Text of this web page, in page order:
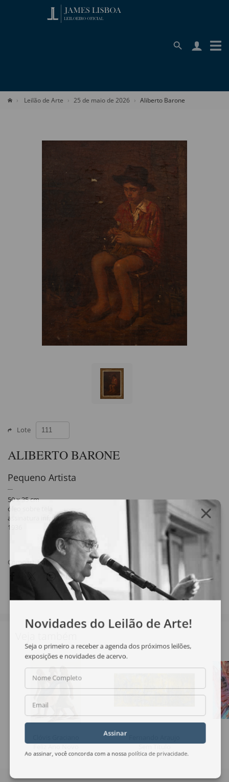
Leilão de Arte 25 de maio de 2026 Aliberto Barone
Lote
ALIBERTO BARONE
Pequeno Artista
50 x 35 cm
óleo sobre tela
assinatura inf. dir.
1936
Compartilhar
Feliz Ano Novo
Sem Título
Novidades do Leilão de Arte!
Seja o primeiro a receber a agenda dos próximos leilões,
exposições e novidades de acervo.
Nome Completo
Email
Assinar
Ao assinar, você concorda com a nossa política de privacidade.